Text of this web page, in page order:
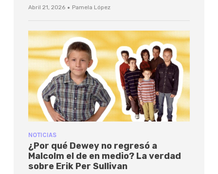
Abril 21, 2026 · Pamela López
NOTICIAS
¿Por qué Dewey no regresó a
Malcolm el de en medio? La verdad
sobre Erik Per Sullivan